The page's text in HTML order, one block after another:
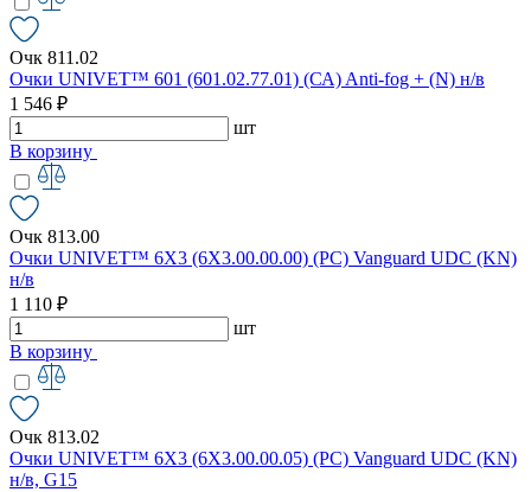
Очк 811.02
Очки UNIVET™ 601 (601.02.77.01) (СА) Anti-fog + (N) н/в
1 546 ₽
шт
В корзину
Очк 813.00
Очки UNIVET™ 6X3 (6X3.00.00.00) (РС) Vanguard UDC (KN)
н/в
1 110 ₽
шт
В корзину
Очк 813.02
Очки UNIVET™ 6X3 (6X3.00.00.05) (РС) Vanguard UDC (KN)
н/в, G15